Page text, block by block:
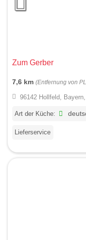
Zum Gerber
7,6 km (Entfernung von
96142 Hollfeld,
Art der Küche:
Lieferservice